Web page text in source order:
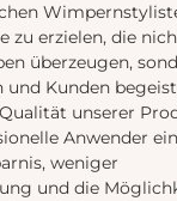
zu erzielen, die
überzeugen,
Kunden
unserer
Anwender
weniger
und die